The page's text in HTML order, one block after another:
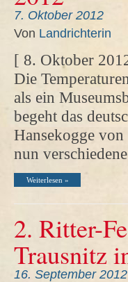
7. Oktober 2012
Von Landrichterin
[ 8. Oktober
Die
als ein
begeht das
Hansekogge
nun
Weiterlesen »
2. Ritter-
Trausnitz
16. September 2012